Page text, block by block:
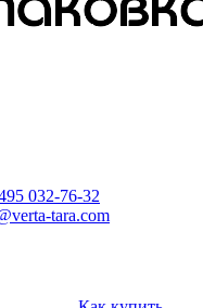
032-76-32
tara.com